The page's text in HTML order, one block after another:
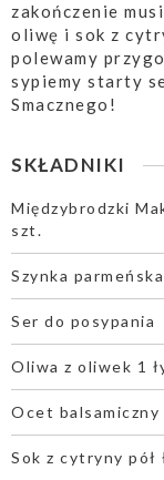
zakończenie
oliwę i sok z
polewamy
sypiemy starty
Smacznego!
SKŁADNIKI
Międzybrodzki
szt.
Szynka
Ser do posypania
Oliwa z oliwek 1
Ocet balsamiczny
Sok z cytryny pół